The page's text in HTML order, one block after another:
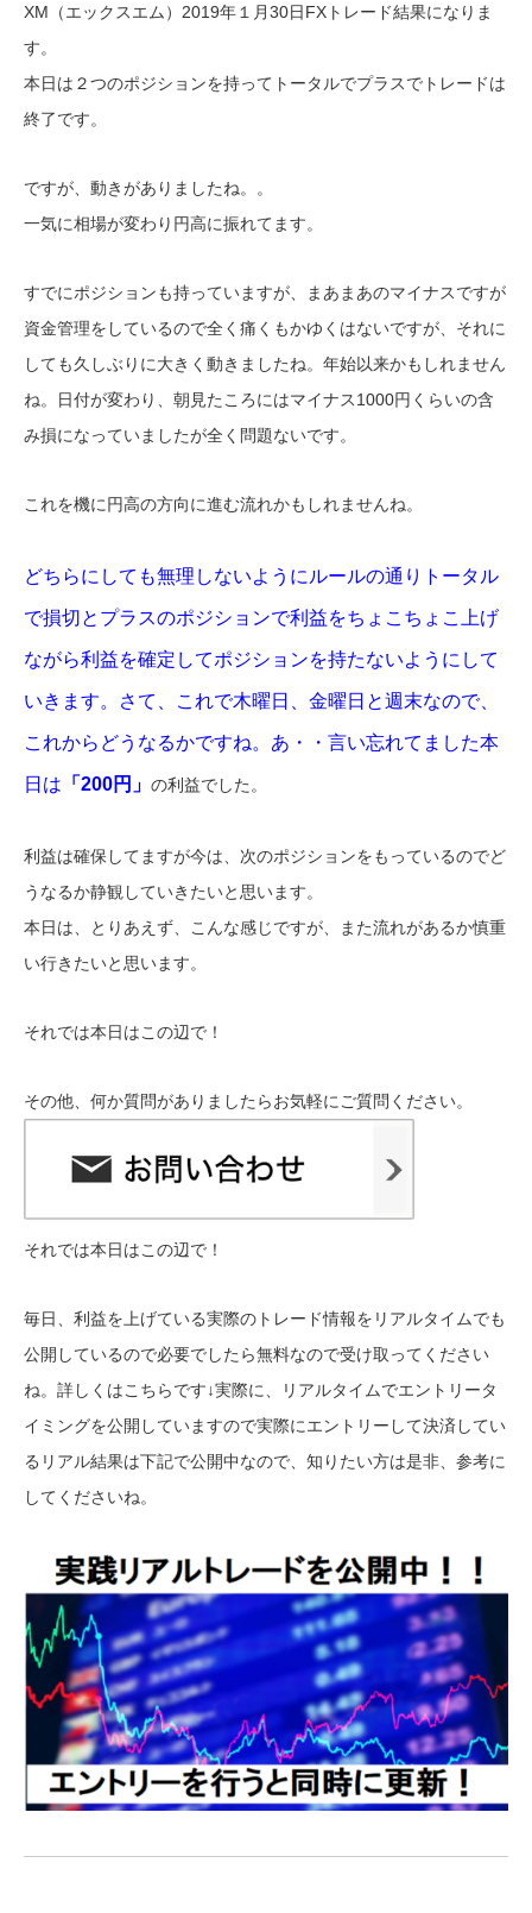
XM（エックスエム）2019年１月30日FXトレード結果になりま
す。
本日は２つのポジションを持ってトータルでプラスでトレードは
終了です。
ですが、動きがありましたね。。
一気に相場が変わり円高に振れてます。
すでにポジションも持っていますが、まあまあのマイナスですが
資金管理をしているので全く痛くもかゆくはないですが、それに
しても久しぶりに大きく動きましたね。年始以来かもしれません
ね。日付が変わり、朝見たころにはマイナス1000円くらいの含
み損になっていましたが全く問題ないです。
これを機に円高の方向に進む流れかもしれませんね。
どちらにしても無理しないようにルールの通りトータル
で損切とプラスのポジションで利益をちょこちょこ上げ
ながら利益を確定してポジションを持たないようにして
いきます。さて、これで木曜日、金曜日と週末なので、
これからどうなるかですね。あ・・言い忘れてました本
日は 「200円」 の利益でした。
利益は確保してますが今は、次のポジションをもっているのでど
うなるか静観していきたいと思います。
本日は、とりあえず、こんな感じですが、また流れがあるか慎重
い行きたいと思います。
それでは本日はこの辺で！
その他、何か質問がありましたらお気軽にご質問ください。
それでは本日はこの辺で！
毎日、利益を上げている実際のトレード情報をリアルタイムでも
公開しているので必要でしたら無料なので受け取ってください
ね。詳しくはこちらです↓実際に、リアルタイムでエントリータ
イミングを公開していますので実際にエントリーして決済してい
るリアル結果は下記で公開中なので、知りたい方は是非、参考に
してくださいね。